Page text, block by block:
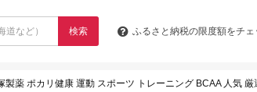
検索 ふるさと納税の限度額をチェ
薬 ポカリ健康 運動 スポーツ トレーニング BCAA 人気 厳